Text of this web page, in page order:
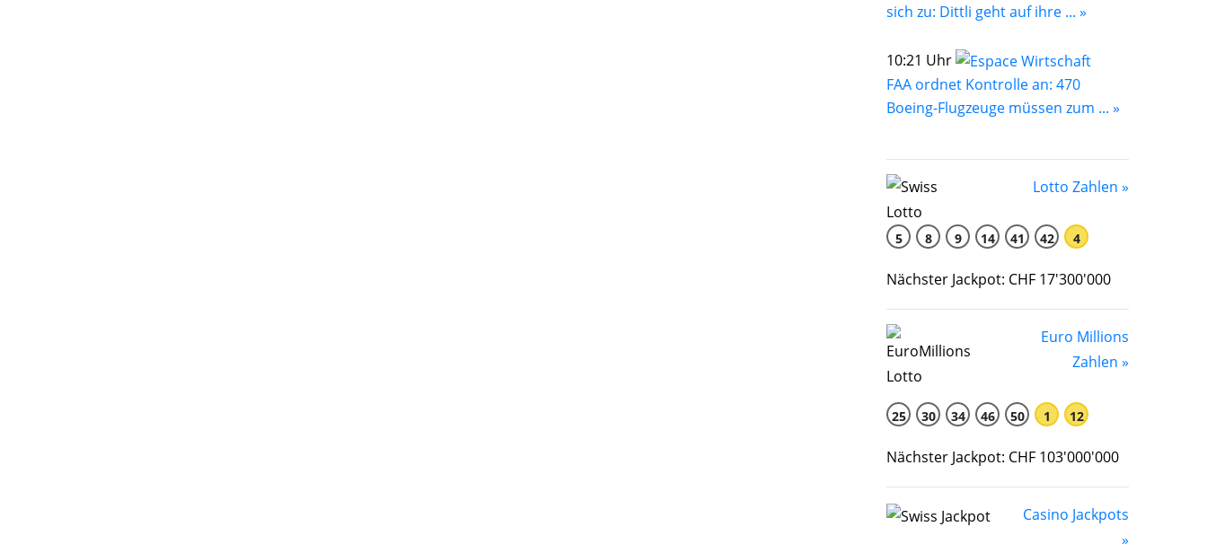
sich zu: Dittli geht auf ihre ... »
10:21 Uhr
FAA ordnet Kontrolle an: 470
Boeing-Flugzeuge müssen zum ... »
Lotto Zahlen »
5 8 9 14 41 42 4
Nächster Jackpot: CHF 17'300'000
Euro Millions
Zahlen »
25 30 34 46 50 1 12
Nächster Jackpot: CHF 103'000'000
Casino Jackpots
»